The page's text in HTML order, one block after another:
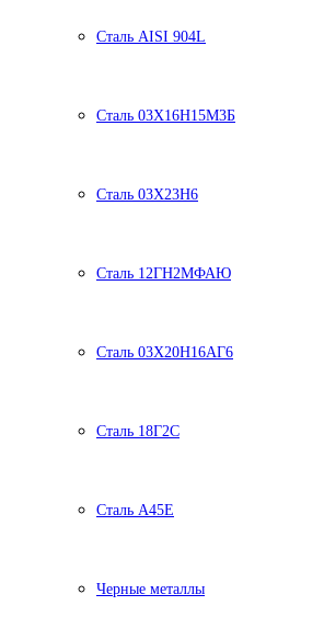
Сталь AISI 904L
Сталь 03Х16Н15М3Б
Сталь 03Х23Н6
Сталь 12ГН2МФАЮ
Сталь 03Х20Н16АГ6
Сталь 18Г2С
Сталь А45Е
Черные металлы